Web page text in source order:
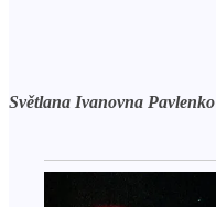
Světlana Ivanovna Pavlenko